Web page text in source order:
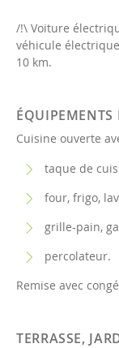
/!\ Voiture
véhicule
10 km.
ÉQUIPEMENTS
Cuisine ouverte
taque de
four, frigo,
grille-pain,
percolateur.
Remise avec
TERRASSE,